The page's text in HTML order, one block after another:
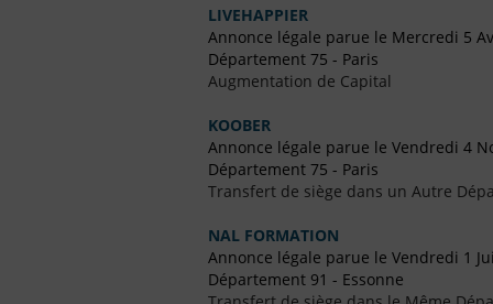
LIVEHAPPIER
Annonce légale parue le Mercredi 5
Département 75 - Paris
Augmentation de Capital
KOOBER
Annonce légale parue le Vendredi 4
Département 75 - Paris
Transfert de siège dans un Autre
NAL FORMATION
Annonce légale parue le Vendredi 1
Département 91 - Essonne